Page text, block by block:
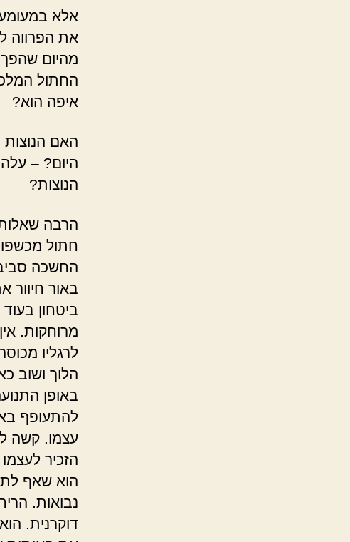
אלא
את הפרווה
מהיום
החתול
איפה הוא?
האם הנוצות
היום? –
הנוצות?
הרבה
חתול
החשכה
באור
ביטחון
מרוחקות.
לרגליו
הלוך ושוב
באופן
להתעופף
עצמו. קשה
הזכיר
הוא שאף
נבואות.
דוקרנית.